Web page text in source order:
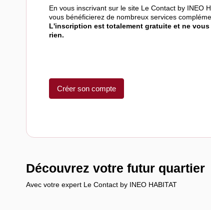
En vous inscrivant sur le site Le Contact by INEO
vous bénéficierez de nombreux services
L'inscription est totalement gratuite et ne vous
rien.
Créer son compte
Découvrez votre futur quartier
Avec votre expert Le Contact by INEO HABITAT